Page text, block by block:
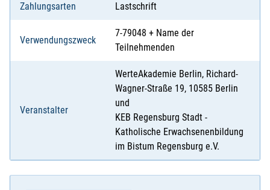
Zahlungsarten Lastschrift
Verwendungszweck
7-79048 + Name der
Teilnehmenden
Veranstalter
WerteAkademie Berlin, Richard-
Wagner-Straße 19, 10585 Berlin
und
KEB Regensburg Stadt -
Katholische Erwachsenenbildung
im Bistum Regensburg e.V.